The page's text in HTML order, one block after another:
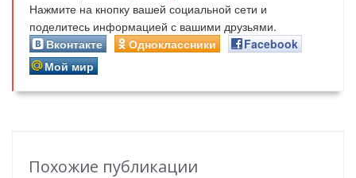
Нажмите на кнопку вашей социальной сети и
поделитесь информацией с вашими друзьями.
Вконтакте
Одноклассники
Facebook
Мой мир
Похожие публикации